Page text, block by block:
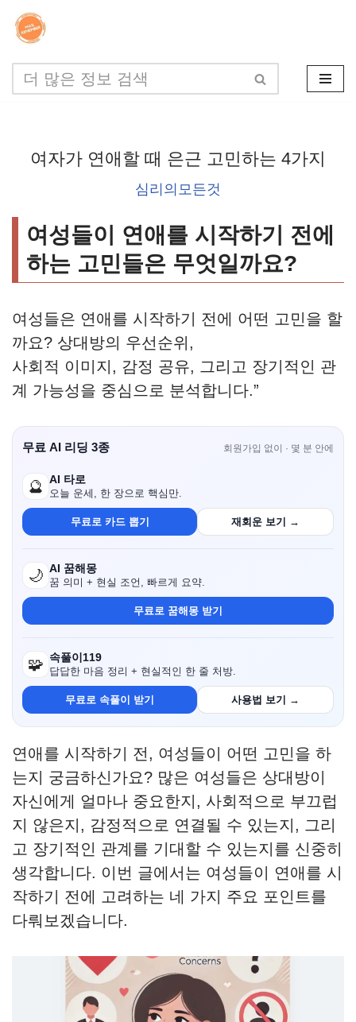
콘
텐
츠
여자가 연애할 때 은근 고민하는 4가지
심리의모든것
여성들이 연애를 시작하기 전에
하는 고민들은 무엇일까요?
여성들은 연애를 시작하기 전에 어떤 고민을 할
까요? 상대방의 우선순위,
사회적 이미지, 감정 공유, 그리고 장기적인 관
계 가능성을 중심으로 분석합니다.”
무료 AI 리딩 3종 회원가입 없이 · 몇 분 안에
🔮 AI 타로
오늘 운세, 한 장으로 핵심만.
무료로 카드 뽑기 재회운 보기 →
🌙 AI 꿈해몽
꿈 의미 + 현실 조언, 빠르게 요약.
무료로 꿈해몽 받기
🧩 속풀이119
답답한 마음 정리 + 현실적인 한 줄 처방.
무료로 속풀이 받기 사용법 보기 →
연애를 시작하기 전, 여성들이 어떤 고민을 하
는지 궁금하신가요? 많은 여성들은 상대방이
자신에게 얼마나 중요한지, 사회적으로 부끄럽
지 않은지, 감정적으로 연결될 수 있는지, 그리
고 장기적인 관계를 기대할 수 있는지를 신중히
생각합니다. 이번 글에서는 여성들이 연애를 시
작하기 전에 고려하는 네 가지 주요 포인트를
다뤄보겠습니다.